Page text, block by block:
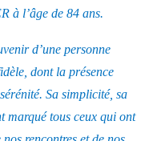
à l’âge de 84 ans.
d’une personne
dont la présence
Sa simplicité, sa
marqué tous ceux qui ont